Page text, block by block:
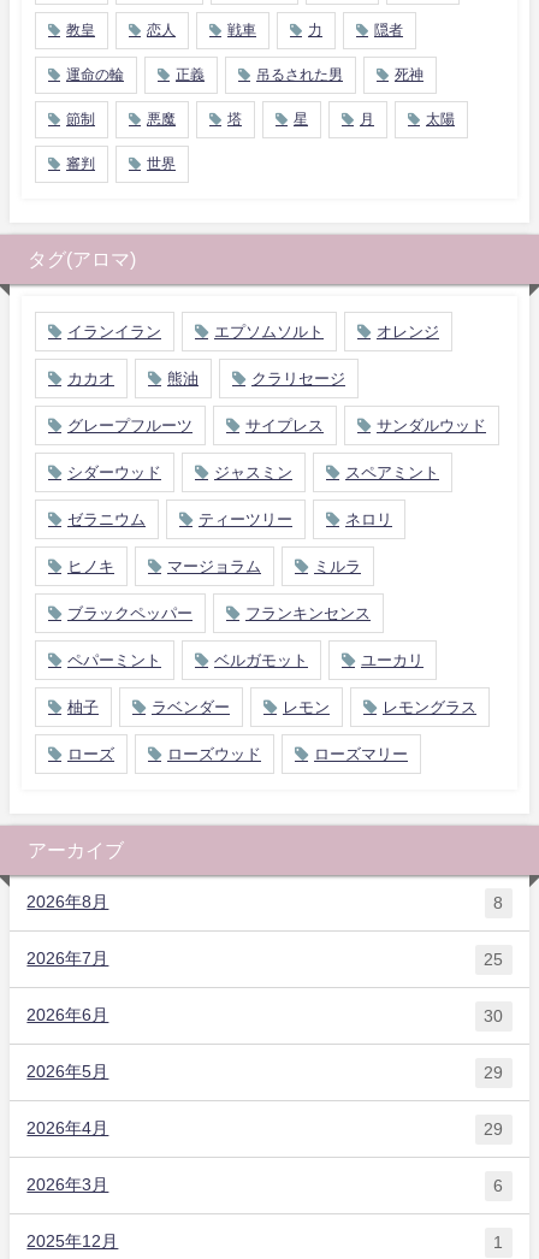
教皇 恋人 戦車 力 隠者
運命の輪 正義 吊るされた男 死神
節制 悪魔 塔 星 月 太陽
審判 世界
タグ(アロマ)
イランイラン エプソムソルト オレンジ
カカオ 熊油 クラリセージ
グレープフルーツ サイプレス サンダルウッド
シダーウッド ジャスミン スペアミント
ゼラニウム ティーツリー ネロリ
ヒノキ マージョラム ミルラ
ブラックペッパー フランキンセンス
ペパーミント ベルガモット ユーカリ
柚子 ラベンダー レモン レモングラス
ローズ ローズウッド ローズマリー
アーカイブ
2026年8月 8
2026年7月 25
2026年6月 30
2026年5月 29
2026年4月 29
2026年3月 6
2025年12月 1